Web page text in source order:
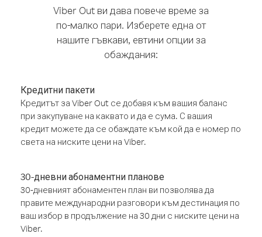
Viber Out ви дава повече време за
по-малко пари. Изберете една от
нашите гъвкави, евтини опции за
обаждания:
Кредитни пакети
Кредитът за Viber Out се добавя към вашия баланс
при закупуване на каквато и да е сума. С вашия
кредит можете да се обаждате към кой да е номер по
света на ниските цени на Viber.
30-дневни абонаментни планове
30-дневният абонаментен план ви позволява да
правите международни разговори към дестинация по
ваш избор в продължение на 30 дни с ниските цени на
Viber.